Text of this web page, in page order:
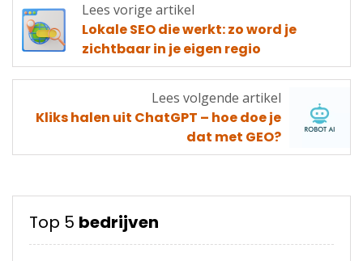
Lees vorige artikel
Lees
vorige
artikel
Lokale SEO die werkt: zo word je
zichtbaar in je eigen regio
Lees volgende artikel
Lees
artikel
Kliks halen uit ChatGPT – hoe doe je
dat met GEO?
Top 5 bedrijven